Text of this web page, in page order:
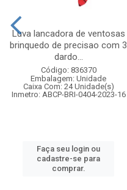
Luva lancadora de ventosas
brinquedo de precisao com 3
dardo...
Código: 836370
Embalagem: Unidade
Caixa Com: 24 Unidade(s)
Inmetro: ABCP-BRI-0404-2023-16
Faça seu login ou
cadastre-se para
comprar.